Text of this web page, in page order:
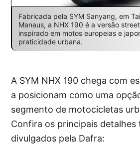
Fabricada pela SYM Sanyang, em
Manaus, a NHX 190 é a versão
inspirado em motos europeias e
praticidade urbana.
A SYM NHX 190 chega com
a posicionam como uma
segmento de motocicletas
Confira os principais detalhes
divulgados pela Dafra: